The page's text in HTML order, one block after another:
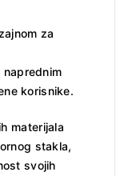
za
korisnike.
materijala
stakla,
svojih